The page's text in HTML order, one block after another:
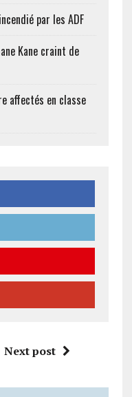
par les ADF
Kane craint de
affectés en classe
Next post